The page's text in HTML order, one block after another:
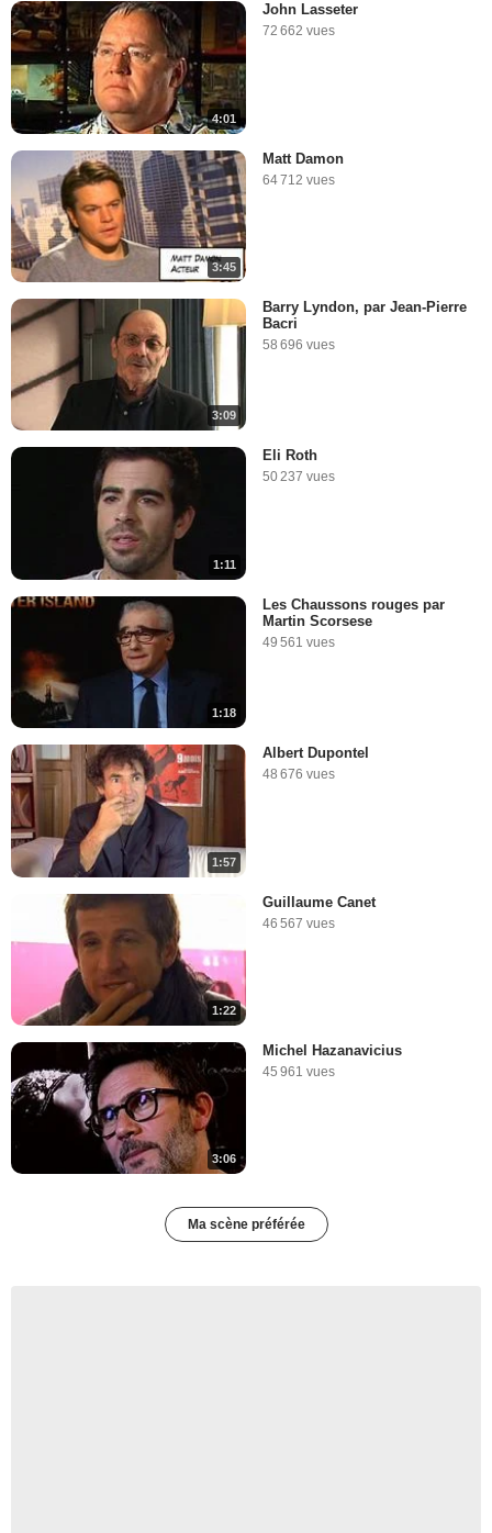
4:01
John Lasseter
72 662 vues
3:45
Matt Damon
64 712 vues
3:09
Barry Lyndon, par Jean-Pierre
Bacri
58 696 vues
1:11
Eli Roth
50 237 vues
1:18
Les Chaussons rouges par
Martin Scorsese
49 561 vues
1:57
Albert Dupontel
48 676 vues
1:22
Guillaume Canet
46 567 vues
3:06
Michel Hazanavicius
45 961 vues
Ma scène préférée